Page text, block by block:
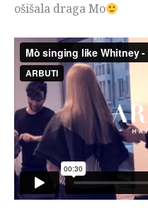
ošišala draga Mo